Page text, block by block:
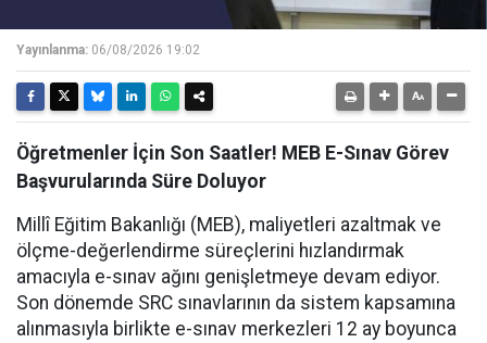
Yayınlanma: 06/08/2026 19:02
Öğretmenler İçin Son Saatler! MEB E-Sınav Görev
Başvurularında Süre Doluyor
Millî Eğitim Bakanlığı (MEB), maliyetleri azaltmak ve
ölçme-değerlendirme süreçlerini hızlandırmak
amacıyla e-sınav ağını genişletmeye devam ediyor.
Son dönemde SRC sınavlarının da sistem kapsamına
alınmasıyla birlikte e-sınav merkezleri 12 ay boyunca